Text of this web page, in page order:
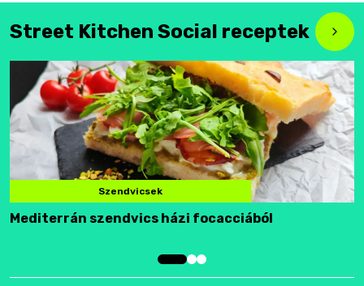
Street Kitchen Social receptek
Szendvicsek
Mediterrán szendvics házi focacciából